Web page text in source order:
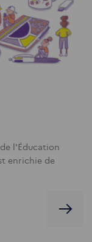
l'Éducation
enrichie de